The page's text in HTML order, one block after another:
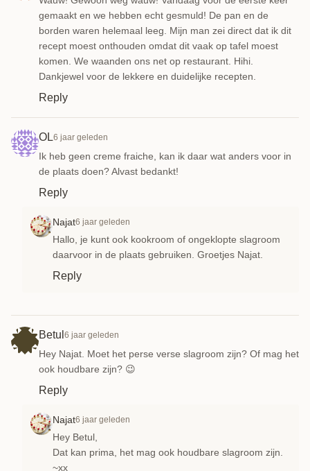
gemaakt en we hebben echt gesmuld! De pan en de
borden waren helemaal leeg. Mijn man zei direct dat ik dit
recept moest onthouden omdat dit vaak op tafel moest
komen. We waanden ons net op restaurant. Hihi.
Dankjewel voor de lekkere en duidelijke recepten.
Reply
OL6 jaar geleden
Ik heb geen creme fraiche, kan ik daar wat anders voor in
de plaats doen? Alvast bedankt!
Reply
Najat6 jaar geleden
Hallo, je kunt ook kookroom of ongeklopte slagroom
daarvoor in de plaats gebruiken. Groetjes Najat.
Reply
Betul 6 jaar geleden
Hey Najat. Moet het perse verse slagroom zijn? Of mag het
ook houdbare zijn? 😉
Reply
Najat6 jaar geleden
Hey Betul,
Dat kan prima, het mag ook houdbare slagroom zijn.
~xx